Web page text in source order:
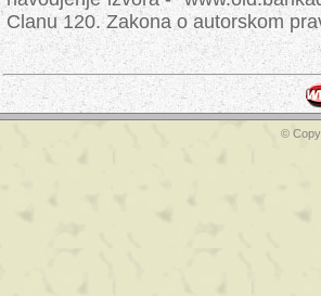
Clanu 120. Zakona o autorskom
©